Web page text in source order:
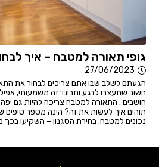
גופי תאורה למטבח – איך
27/06/2023
הגעתם לשלב שבו אתם צריכים לבחור את
חשוב שתעצרו לרגע ותבינו: זה משמעותי,
חושבים . התאורה למטבח צריכה להיות גם
תוהים איך לעשות את זה? הינה מספר טיפים
נכונים למטבח. בחירת הסגנון – השקיעו